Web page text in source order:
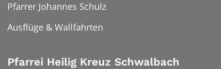
Pfarrer Johannes Schulz
Ausflüge & Wallfahrten
Pfarrei Heilig Kreuz Schwalbach